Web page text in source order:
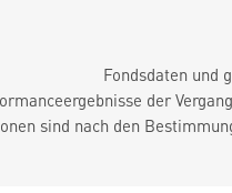
Fondsdaten und
der
sind nach den